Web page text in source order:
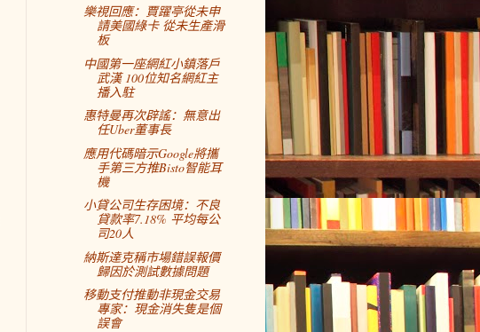
樂視回應：賈躍亭從未申
請美國綠卡 從未生產滑
板
中國第一座網紅小鎮落戶
武漢 100位知名網紅主
播入駐
惠特曼再次辟謠：無意出
任Uber董事長
應用代碼暗示Google將攜
手第三方推Bisto智能耳
機
小貸公司生存困境：不良
貸款率7.18% 平均每公
司20人
納斯達克稱市場錯誤報價
歸因於測試數據問題
移動支付推動非現金交易
專家：現金消失隻是個
誤會